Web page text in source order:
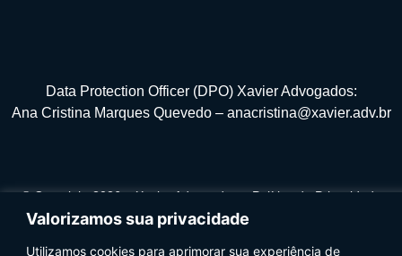
Valorizamos sua privacidade
Utilizamos cookies para aprimorar sua experiência de
Data Protection Officer (DPO) Xavier Advogados:
Ana Cristina Marques Quevedo – anacristina@xavier.adv.br
© Copyright 2026 – Xavier Advogados –Política de Privacidade